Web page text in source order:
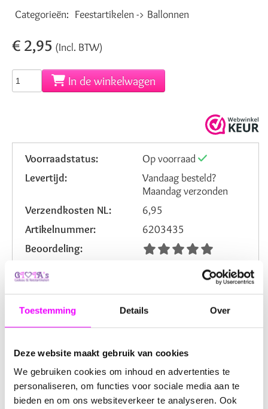
Toestemming Details Over
Deze website maakt gebruik van cookies
We gebruiken cookies om inhoud en advertenties te
personaliseren, om functies voor sociale media aan te
bieden en om ons websiteverkeer te analyseren. Ook
Categorieën: Feestartikelen -> Ballonnen
€ 2,95 (Incl. BTW)
In de winkelwagen
Voorraadstatus:
Op voorraad
Levertijd:
Vandaag besteld?
Maandag verzonden
Verzendkosten NL:
6,95
Artikelnummer:
6203435
Beoordeling:
Omschrijving Reviews
Deze set van 10 ballonnen van 12 inch (±30 cm) is
en bedrukt met speelse honden- en kattenpootjes,
stippen en botjes. De vrolijke dierenprint maakt deze
ballonnen perfect voor een dierenfeestje, verjaardag of
themafeest met honden en katten.